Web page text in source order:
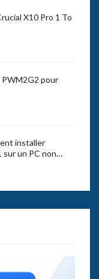
X10 Pro 1 To
pour
installer
sur un PC non…